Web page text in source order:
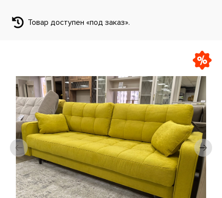
Товар доступен «под заказ».